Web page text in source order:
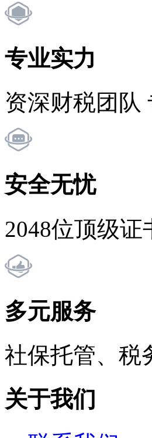
专业实力
资深财税团队
安全无忧
2048位顶级
多元服务
社保托管、税
关于我们